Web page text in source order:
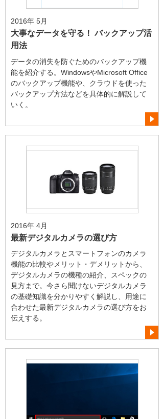
2016年 5月
大事なデータを守る！ バックアップ活
用法
データの消失を防ぐためのバックアップ機
能を紹介する。WindowsやMicrosoft Office
のバックアップ機能や、クラウドを使った
バックアップ方法などを具体的に解説して
いく。
2016年 4月
最新デジタルカメラの選び方
デジタルカメラとスマートフォンのカメラ
機能の比較やメリット・デメリットから、
デジタルカメラの機種の紹介、スペックの
見方まで。今さら聞けないデジタルカメラ
の基礎知識を分かりやすく解説し、用途に
合わせた最新デジタルカメラの選び方をお
伝えする。